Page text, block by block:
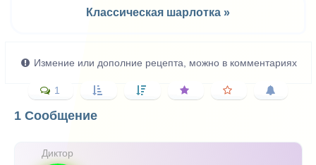
Классическая шарлотка »
Измение или дополние рецепта, можно в комментариях
1
1 Сообщение
Диктор